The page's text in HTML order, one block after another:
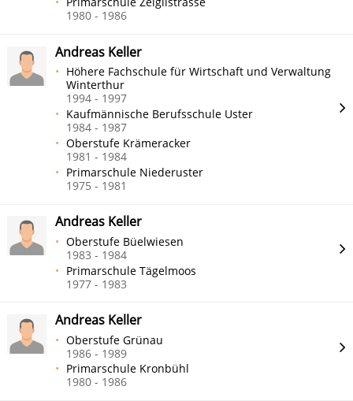
1980 - 1986
Andreas Keller
Höhere Fachschule für Wirtschaft und Verwaltung
Winterthur
1994 - 1997
Kaufmännische Berufsschule Uster
1984 - 1987
Oberstufe Krämeracker
1981 - 1984
Primarschule Niederuster
1975 - 1981
Andreas Keller
Oberstufe Büelwiesen
1983 - 1984
Primarschule Tägelmoos
1977 - 1983
Andreas Keller
Oberstufe Grünau
1986 - 1989
Primarschule Kronbühl
1980 - 1986